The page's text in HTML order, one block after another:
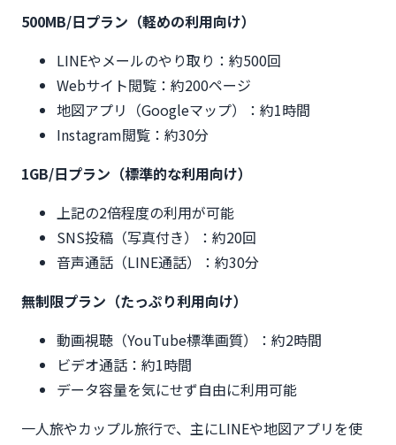
500MB/日プラン（軽めの利用向け）
LINEやメールのやり取り：約500回
Webサイト閲覧：約200ページ
地図アプリ（Googleマップ）：約1時間
Instagram閲覧：約30分
1GB/日プラン（標準的な利用向け）
上記の2倍程度の利用が可能
SNS投稿（写真付き）：約20回
音声通話（LINE通話）：約30分
無制限プラン（たっぷり利用向け）
動画視聴（YouTube標準画質）：約2時間
ビデオ通話：約1時間
データ容量を気にせず自由に利用可能
一人旅やカップル旅行で、主にLINEや地図アプリを使